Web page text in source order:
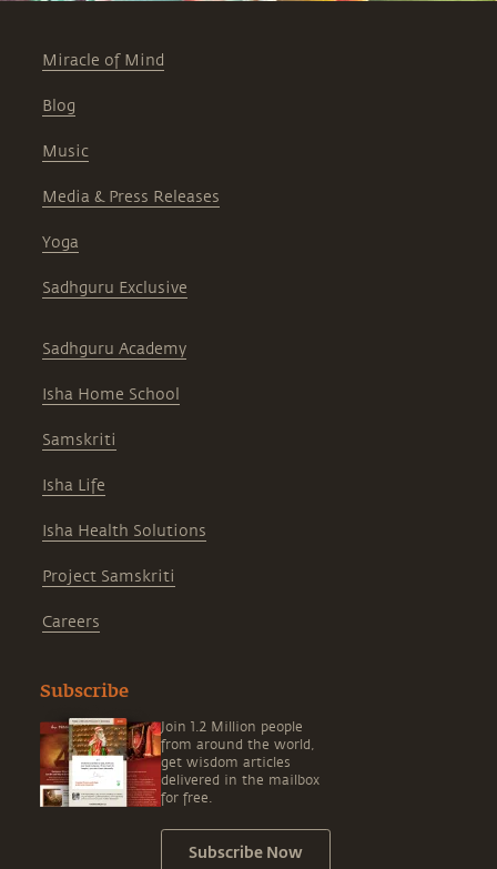
Miracle of Mind
Blog
Music
Media & Press Releases
Yoga
Sadhguru Exclusive
Sadhguru Academy
Isha Home School
Samskriti
Isha Life
Isha Health Solutions
Project Samskriti
Careers
Subscribe
Join 1.2 Million people
from around the world,
get wisdom articles
delivered in the mailbox
for free.
Subscribe Now